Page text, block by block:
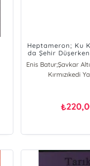
Heptameron; Ku
da Şehir
Cinsiyeti Üzre
Dair
Enis
Yiğit
Kırmızıkedi
₺